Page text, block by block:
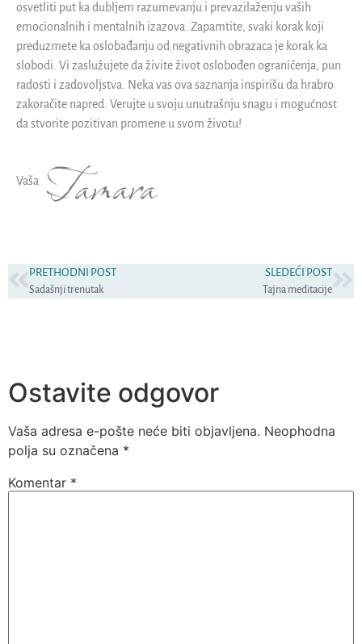
osvetliti put ka dubljem razumevanju i prevazilaženju vaših
emocionalnih i mentalnih izazova. Zapamtite, svaki korak koji
preduzmete ka oslobađanju od negativnih obrazaca je korak ka
slobodi. Vi zaslužujete da živite život oslobođen ograničenja, pun
radosti i zadovoljstva. Neka vas ova saznanja inspirišu da hrabro
zakoračite napred. Verujte u svoju unutrašnju snagu i mogućnost
da stvorite pozitivan promene u svom životu!
Vaša Tamara
PRETHODNI POST
Sadašnji trenutak
SLEDEĆI POST
Tajna meditacije
Ostavite odgovor
Vaša adresa e-pošte neće biti objavljena. Neophodna
polja su označena *
Komentar *